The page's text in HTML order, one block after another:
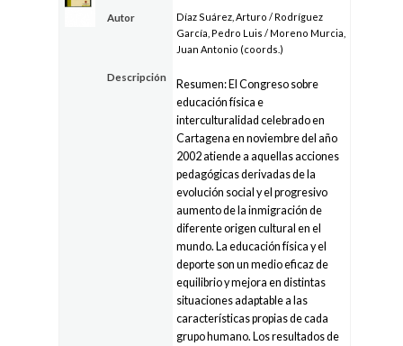
Autor
Díaz Suárez, Arturo / Rodríguez
García, Pedro Luis / Moreno Murcia,
Juan Antonio (coords.)
Descripción
Resumen: El Congreso sobre
educación física e
interculturalidad celebrado en
Cartagena en noviembre del año
2002 atiende a aquellas acciones
pedagógicas derivadas de la
evolución social y el progresivo
aumento de la inmigración de
diferente origen cultural en el
mundo. La educación física y el
deporte son un medio eficaz de
equilibrio y mejora en distintas
situaciones adaptable a las
características propias de cada
grupo humano. Los resultados de